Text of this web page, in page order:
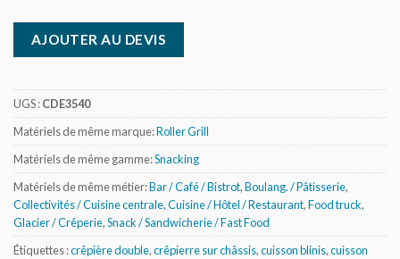
AJOUTER AU DEVIS
UGS :CDE3540
Matériels de même marque:Roller Grill
Matériels de même gamme:Snacking
Matériels de même métier:Bar / Café / Bistrot,Boulang. / Pâtisserie,
Collectivités / Cuisine centrale,Cuisine / Hôtel / Restaurant,Food truck,
Glacier / Crêperie,Snack / Sandwicherie / Fast Food
Étiquettes :crêpière double,crêpierre sur châssis,cuisson blinis,cuisson